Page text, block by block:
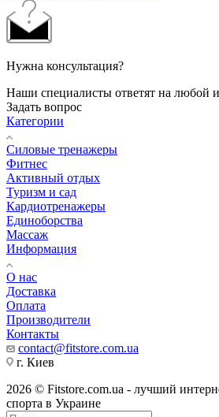
Нужна консультация?
Наши специалисты ответят на любой
Задать вопрос
Категории
Силовые тренажеры
Фитнес
Активный отдых
Туризм и сад
Кардиотренажеры
Единоборства
Массаж
Информация
О нас
Доставка
Оплата
Производители
Контакты
contact@fitstore.com.ua
г. Киев
2026 © Fitstore.com.ua - лучший
спорта в Украине